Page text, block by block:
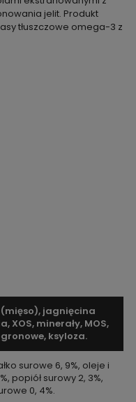
jelit. Produkt
tłuszczowe omega-3 z
(mięso), jagnięcina
XOS, minerały, MOS,
ksyloza.
surowe 6, 9%, oleje i
popiół surowy 2, 3%,
0, 4%.